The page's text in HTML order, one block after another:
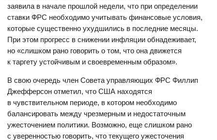
заявила в начале прошлой недели, что при определении
ставки ФРС необходимо учитывать финансовые условия,
которые существенно ухудшились в последние месяцы.
При этом прогресс в снижении инфляции обнадеживает,
но «слишком рано говорить о том, что она движется
к таргету устойчивым и своевременным образом».
В свою очередь член Совета управляющих ФРС Филлип
Джефферсон отметил, что США находятся
в чувствительном периоде, в котором необходимо
балансировать между чрезмерным и недостаточным
ужесточением политики. Возможно, еще слишком рано
с уверенностью говорить, что текущего ужесточения